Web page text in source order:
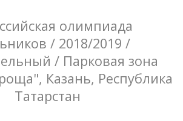
олимпиада
/ 2018/2019 /
/ Парковая зона
Казань, Республика
Татарстан